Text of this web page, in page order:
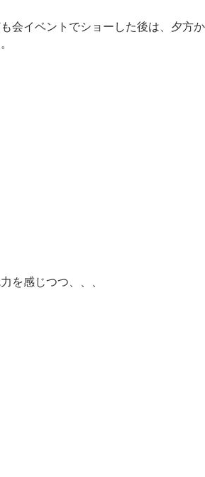
会イベントでショーした後は、夕方
を感じつつ、、、